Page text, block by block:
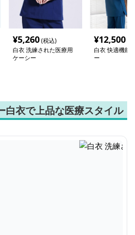
¥5,260(税込)
白衣 洗練された医療用
ケーシー
¥12,500
白衣 快適機能
ー
白衣で上品な医療スタイル